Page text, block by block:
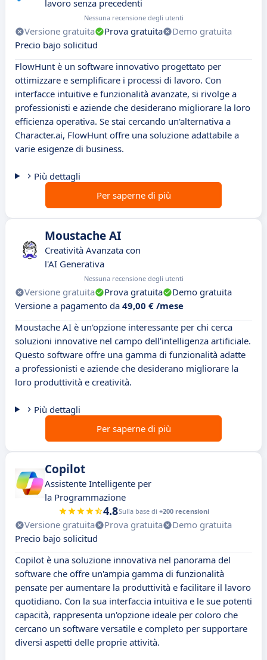
lavoro senza precedenti
Nessuna recensione degli utenti
Versione gratuita Prova gratuita
Demo gratuita
Precio bajo solicitud
FlowHunt è un software innovativo progettato per
ottimizzare e semplificare i processi di lavoro. Con
interfacce intuitive e funzionalità avanzate, si rivolge a
professionisti e aziende che desiderano migliorare la loro
efficienza operativa. Se stai cercando un'alternativa a
Character.ai, FlowHunt offre una soluzione adattabile a
varie esigenze di business.
Più dettagli
Per saperne di più
Moustache AI
Creatività Avanzata con
l'AI Generativa
Nessuna recensione degli utenti
Versione gratuita Prova gratuita
Demo gratuita
Versione a pagamento da 49,00 € /mese
Moustache AI è un'opzione interessante per chi cerca
soluzioni innovative nel campo dell'intelligenza artificiale.
Questo software offre una gamma di funzionalità adatte
a professionisti e aziende che desiderano migliorare la
loro produttività e creatività.
Più dettagli
Per saperne di più
Copilot
Assistente Intelligente per
la Programmazione
4.8Sulla base di +200 recensioni
Versione gratuita Prova gratuita
Demo gratuita
Precio bajo solicitud
Copilot è una soluzione innovativa nel panorama del
software che offre un'ampia gamma di funzionalità
pensate per aumentare la produttività e facilitare il lavoro
quotidiano. Con la sua interfaccia intuitiva e le sue potenti
capacità, rappresenta un'opzione ideale per coloro che
cercano un software versatile e completo per supportare
diversi aspetti delle proprie attività.